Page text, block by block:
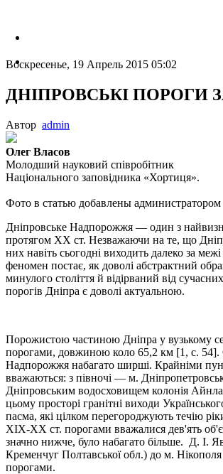
Воскресенье, 19 Апрель 2015 05:02
ДНIПРОВСЬКI ПОРОГИ
Автор admin
Олег Власов
Молодший науковий спiвробiтник
Нацiонального заповiдника «Хортиця».
Фото в статью добавлены администратором
Дніпровське Надпорожжя — один з
протягом ХХ ст. Незважаючи на те, що
них навіть сьогодні виходить далеко за
феномен постає, як доволі абстрактний
минулого століття й відірваний від
порогів Дніпра є доволі актуальною.
Порожистою частиною Дніпра у вузькому
порогами, довжиною коло 65,2 км [1, с. 54].
Надпорожжя набагато ширші. Крайніми
вважаються: з півночі — м.
Дніпровським водосховищем колонія
цьому просторі гранітні виходи
пасма, які цілком перегороджують течію
ХІХ-ХХ ст. порогами вважалися дев'ять
значно нижче, було набагато більше. Д. І.
Кременчуг Полтавської обл.) до м.
порогами.